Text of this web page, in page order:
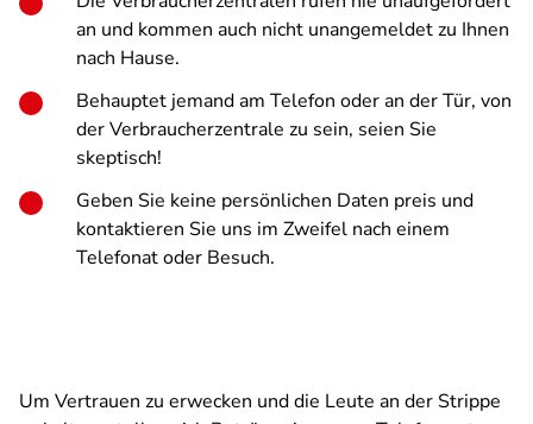
an und kommen auch nicht unangemeldet zu Ihnen
nach Hause.
Behauptet jemand am Telefon oder an der Tür, von
der Verbraucherzentrale zu sein, seien Sie
skeptisch!
Geben Sie keine persönlichen Daten preis und
kontaktieren Sie uns im Zweifel nach einem
Telefonat oder Besuch.
Um Vertrauen zu erwecken und die Leute an der Strippe